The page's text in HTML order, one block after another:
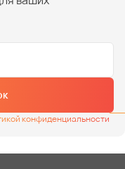
конфиденциальности